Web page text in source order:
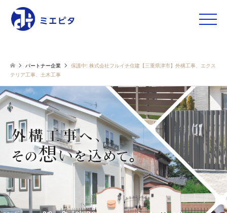
toggle
パートナー企業
保護中: 株式会社フルイチ住建【三重県津市】外構工事、エクス
テリア工事、土木工事